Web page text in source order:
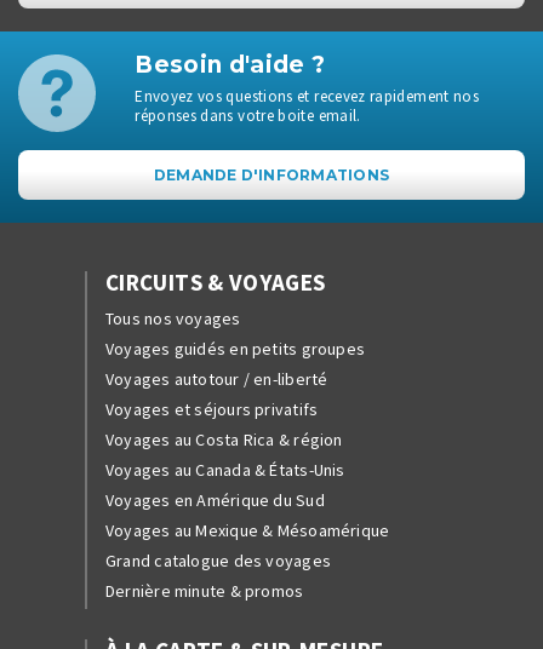
Besoin d'aide ?
Envoyez vos questions et recevez rapidement nos
réponses dans votre boite email.
DEMANDE D'INFORMATIONS
CIRCUITS & VOYAGES
Tous nos voyages
Voyages guidés en petits groupes
Voyages autotour / en-liberté
Voyages et séjours privatifs
Voyages au Costa Rica & région
Voyages au Canada & États-Unis
Voyages en Amérique du Sud
Voyages au Mexique & Mésoamérique
Grand catalogue des voyages
Dernière minute & promos